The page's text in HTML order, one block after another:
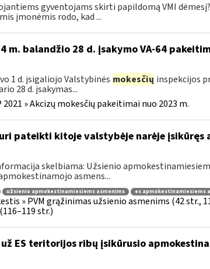
gyventojams skirti papildomą VMI
įmonėmis rodo, kad ...
m. balandžio 28 d. įsakymo VA-64
1 d. įsigaliojo Valstybinės mokesčių inspekcijos
28 d. įsakymas...
2021 » Akcizų mokesčių pakeitimai nuo 2023 m.
pateikti kitoje valstybėje narėje įsikūręs
skelbiama: Užsienio
asmens...
užsienio apmokestinamiesiems asmenims es apmokestinamiesiems
» PVM grąžinimas užsienio asmenims (42 str.,
str.)
ES teritorijos ribų įsikūrusio